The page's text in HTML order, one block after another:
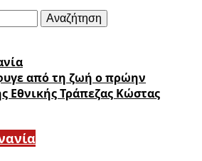
από τη ζωή ο πρώην
Εθνικής Τράπεζας Κώστας